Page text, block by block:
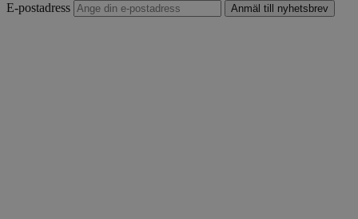
E-postadress Anmäl till nyhetsbrev